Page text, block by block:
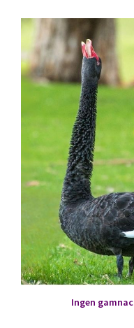
Ingen